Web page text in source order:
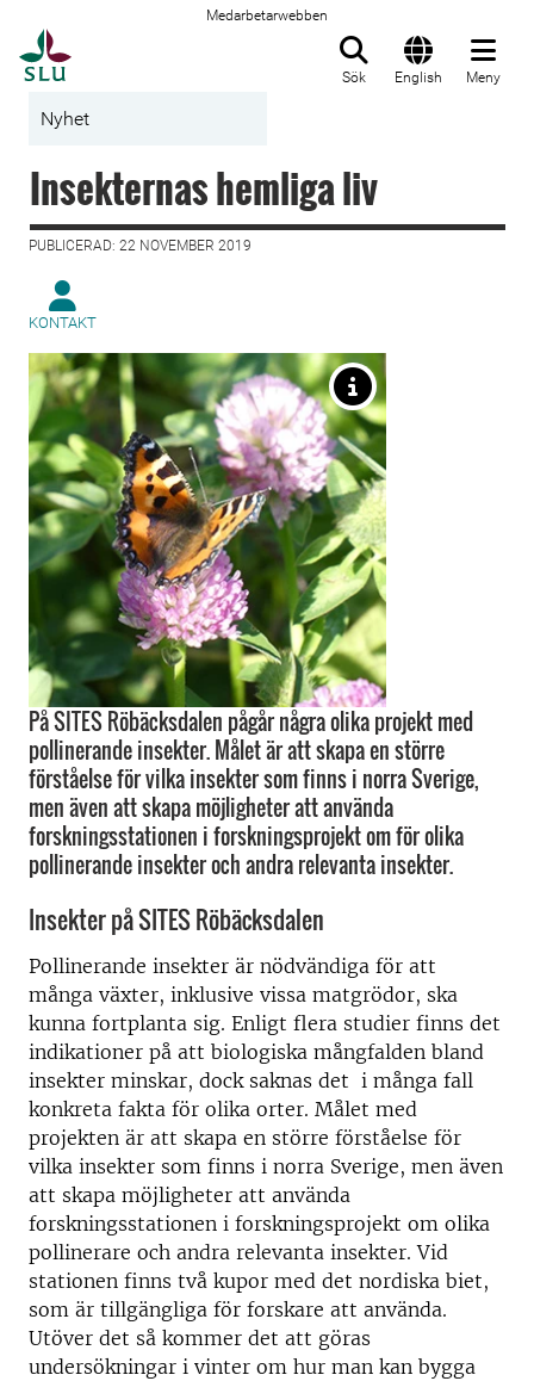
Medarbetarwebben
Sök English Meny
Nyhet
Insekternas hemliga liv
PUBLICERAD: 22 NOVEMBER 2019
KONTAKT
På SITES Röbäcksdalen pågår några olika projekt med
pollinerande insekter. Målet är att skapa en större
förståelse för vilka insekter som finns i norra Sverige,
men även att skapa möjligheter att använda
forskningsstationen i forskningsprojekt om för olika
pollinerande insekter och andra relevanta insekter.
Insekter på SITES Röbäcksdalen
Pollinerande insekter är nödvändiga för att
många växter, inklusive vissa matgrödor, ska
kunna fortplanta sig. Enligt flera studier finns det
indikationer på att biologiska mångfalden bland
insekter minskar, dock saknas det i många fall
konkreta fakta för olika orter. Målet med
projekten är att skapa en större förståelse för
vilka insekter som finns i norra Sverige, men även
att skapa möjligheter att använda
forskningsstationen i forskningsprojekt om olika
pollinerare och andra relevanta insekter. Vid
stationen finns två kupor med det nordiska biet,
som är tillgängliga för forskare att använda.
Utöver det så kommer det att göras
undersökningar i vinter om hur man kan bygga